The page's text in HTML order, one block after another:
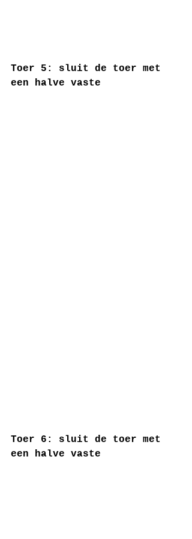
Toer 5: sluit de toer met
een halve vaste
Toer 6: sluit de toer met
een halve vaste